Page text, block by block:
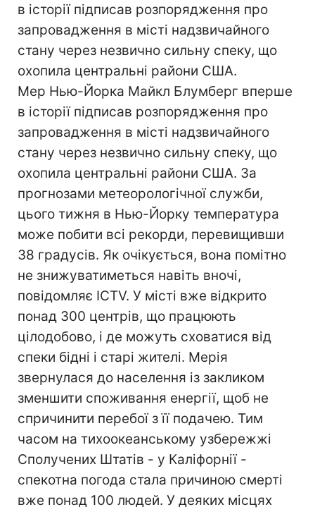
в історії підписав розпорядження про
запровадження в місті надзвичайного
стану через незвично сильну спеку, що
охопила центральні райони США.
Мер Нью-Йорка Майкл Блумберг вперше
в історії підписав розпорядження про
запровадження в місті надзвичайного
стану через незвично сильну спеку, що
охопила центральні райони США. За
прогнозами метеорологічної служби,
цього тижня в Нью-Йорку температура
може побити всі рекорди, перевищивши
38 градусів. Як очікується, вона помітно
не знижуватиметься навіть вночі,
повідомляє ICTV. У місті вже відкрито
понад 300 центрів, що працюють
цілодобово, і де можуть сховатися від
спеки бідні і старі жителі. Мерія
звернулася до населення із закликом
зменшити споживання енергії, щоб не
спричинити перебої з її подачею. Тим
часом на тихоокеанському узбережжі
Сполучених Штатів - у Каліфорнії -
спекотна погода стала причиною смерті
вже понад 100 людей. У деяких місцях